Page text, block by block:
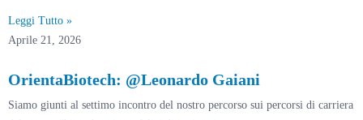
Leggi Tutto »
Aprile 21, 2026
OrientaBiotech: @Leonardo Gaiani
Siamo giunti al settimo incontro del nostro percorso sui percorsi di carriera